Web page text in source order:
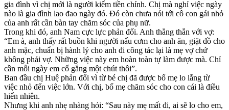
gia đình vì chị mới là người kiếm tiền chính. Chị mà nghỉ việc ngày
nào là gia đình lao đao ngày đó. Đó còn chưa nói tới cô con gái nhỏ
của anh rất cần bàn tay chăm sóc của phụ nữ.
Trong khi đó, anh Nam cực lực phản đối. Anh thẳng thắn với vợ:
“Em à, anh thấy rất buồn khi người nấu cơm cho anh ăn, giặt đồ cho
anh mặc, chuẩn bị hành lý cho anh đi công tác lại là mẹ vợ chứ
không phải vợ. Những việc này em hoàn toàn tự làm được mà. Chỉ
cần mỗi ngày em cố gắng một chút thôi”.
Ban đầu chị Huệ phản đối vì từ bé chị đã được bố mẹ lo lắng từ
việc nhỏ đến việc lớn. Với chị, bố mẹ chăm sóc cho con cái là điều
hiển nhiên.
Nhưng khi anh nhẹ nhàng hỏi: “Sau này mẹ mất đi, ai sẽ lo cho em,